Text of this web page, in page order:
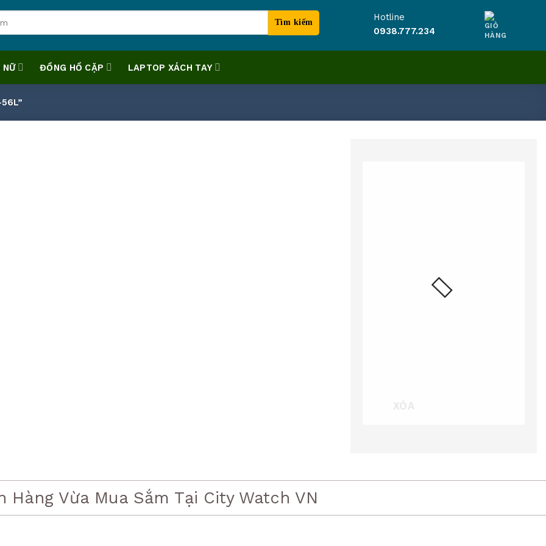
Hotline
0938.777.234
NỮ ĐỒNG HỒ CẶP LAPTOP XÁCH TAY
Hàng Vừa Mua Sắm Tại City Watch VN